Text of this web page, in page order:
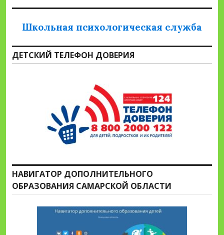
Школьная психологическая служба
ДЕТСКИЙ ТЕЛЕФОН ДОВЕРИЯ
НАВИГАТОР ДОПОЛНИТЕЛЬНОГО
ОБРАЗОВАНИЯ САМАРСКОЙ ОБЛАСТИ